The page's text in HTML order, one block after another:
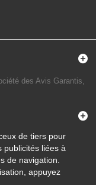
des Avis Garantis,
de tiers pour
publicités liées à
de navigation.
appuyez